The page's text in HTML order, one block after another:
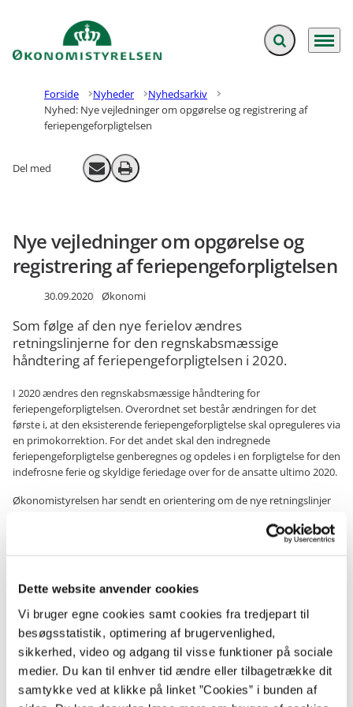
Dette website anvender cookies
Vi bruger egne cookies samt cookies fra tredjepart til
besøgsstatistik, optimering af brugervenlighed,
sikkerhed, video og adgang til visse funktioner på sociale
medier. Du kan til enhver tid ændre eller tilbagetrække dit
samtykke ved at klikke på linket ”Cookies” i bunden af
Gå til forsiden Fold søgefelt ud
Menu
Forside Nyheder
Nyhedsarkiv
Nyhed: Nye vejledninger om opgørelse og registrering af
feriepengeforpligtelsen
Del med Send email
Print
Nye vejledninger om opgørelse og
registrering af feriepengeforpligtelsen
30.09.2020 Økonomi
Som følge af den nye ferielov ændres
retningslinjerne for den regnskabsmæssige
håndtering af feriepengeforpligtelsen i 2020.
I 2020 ændres den regnskabsmæssige håndtering for
feriepengeforpligtelsen. Overordnet set består ændringen for det
første i, at den eksisterende feriepengeforpligtelse skal opreguleres via
en primokorrektion. For det andet skal den indregnede
feriepengeforpligtelse genberegnes og opdeles i en forpligtelse for den
indefrosne ferie og skyldige feriedage over for de ansatte ultimo 2020.
Økonomistyrelsen har sendt en orientering om de nye retningslinjer
Brev til departementerne om den regnskabsmæssige håndtering
Vejledning om opregulering af feriepengeforpligtelsen primo 2020
Vejledning om den regnskabsmæssige håndtering af
feriepengeforpligtelsen 2020 inkl. særskilte regneark for bilag 2 og
3
Bilag 2 Gennemsnitligt ferietilgodehavende
Bilag 3 Hver medarbejders ferietilgodehavende